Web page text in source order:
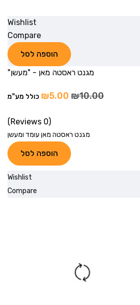
Wishlist
Compare
הוספה לסל
מגנט ראסטה מאן - "מעשן"
₪10.00
₪5.00 כולל מע"מ
(0 Reviews)
מגנט ראסטה מאן עומד ומעשן
הוספה לסל
Wishlist
Compare